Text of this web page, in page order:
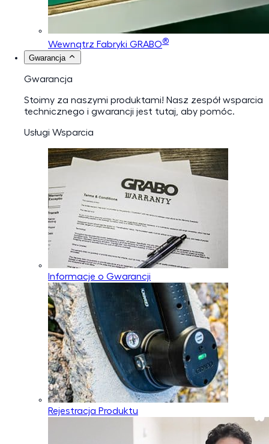
Wewnątrz Fabryki GRABO®
Gwarancja
Gwarancja
Stoimy za naszymi produktami! Nasz zespół wsparcia
technicznego i gwarancji jest tutaj, aby pomóc.
Usługi Wsparcia
Informacje o Gwarancji
Rejestracja Produktu